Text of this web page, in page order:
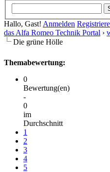
Hallo, Gast! Anmelden
das Alfa Romeo Technik Portal ›
Die grüne Hölle
Themabewertung:
0
Bewertung(en)
-
0
im
Durchschnitt
1
2
3
4
5